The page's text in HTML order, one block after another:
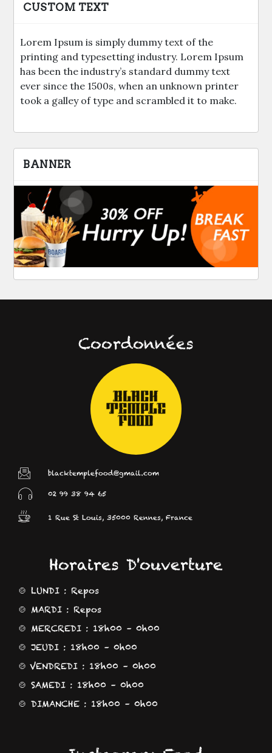
CUSTOM TEXT
Lorem Ipsum is simply dummy text of the
printing and typesetting industry. Lorem Ipsum
has been the industry’s standard dummy text
ever since the 1500s, when an unknown printer
took a galley of type and scrambled it to make.
BANNER
Coordonnées
blacktemplefood@gmail.com
02 99 38 94 65
1 Rue St Louis, 35000 Rennes, France
Horaires D'ouverture
🍲 LUNDI : Repos
🍲 MARDI : Repos
🍲 MERCREDI : 18h00 – 0h00
🍲 JEUDI : 18h00 – 0h00
🍲 VENDREDI : 18h00 – 0h00
🍲 SAMEDI : 18h00 – 0h00
🍲 DIMANCHE : 18h00 – 0h00